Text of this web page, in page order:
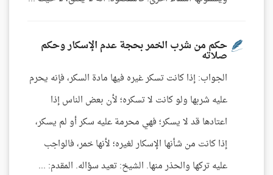
حكم من شرب الخمر بحجة عدم الإسكار وحكم
صلاته
الجواب: إذا كانت تسكر غيره فيها مادة السكر، فإنه يحرم
عليه شربها ولو كانت لا تسكره؛ لأن بعض الناس إذا
اعتادها قد لا يسكر؛ فهي محرمة عليه سكر أو لم يسكر،
إذا كانت من شأنها الإسكار لغيره؛ لأنها خمر، فالواجب
عليه تركها والحذر منها. الشيخ: تعيد سؤاله. المقدم: ...